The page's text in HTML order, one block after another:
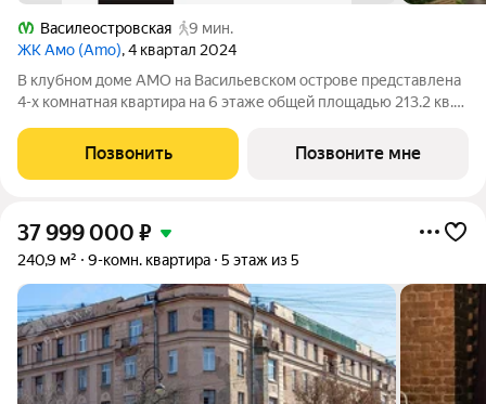
Василеостровская
9 мин.
ЖК Амо (Amo), 4 квартал 2024
В клубном доме AMO на Васильевском острове представлена
4-х комнатная квартира на 6 этаже общей площадью 213.2 кв.м.
планировкой. Пространство позволяет воплотить дизайн-
проект в соответствии с Вашим
Позвонить Позвоните мне
37 999 000 ₽
240,9 м² 9-комн. квартира 5 этаж из 5